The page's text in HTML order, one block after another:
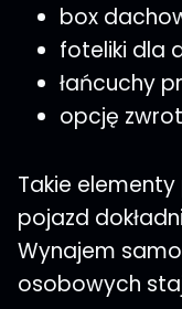
box
foteliki dla
łańcuchy
opcję
Takie
pojazd
Wynajem
osobowych